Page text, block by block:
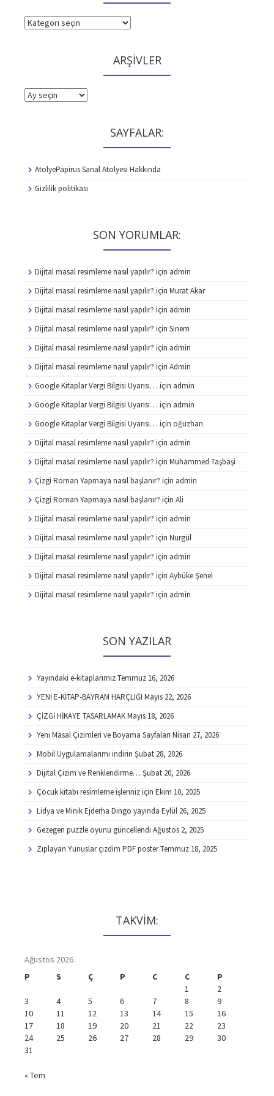
KATEGORİLER
ARŞİVLER
ARŞİVLER
SAYFALAR:
AtolyePapirus Sanal Atolyesi Hakkında
Gizlilik politikası
SON YORUMLAR:
Dijital masal resimleme nasıl yapılır? için admin
Dijital masal resimleme nasıl yapılır? için Murat Akar
Dijital masal resimleme nasıl yapılır? için admin
Dijital masal resimleme nasıl yapılır? için Sinem
Dijital masal resimleme nasıl yapılır? için admin
Dijital masal resimleme nasıl yapılır? için Admin
Google Kitaplar Vergi Bilgisi Uyarısı… için admin
Google Kitaplar Vergi Bilgisi Uyarısı… için admin
Google Kitaplar Vergi Bilgisi Uyarısı… için oğuzhan
Dijital masal resimleme nasıl yapılır? için admin
Dijital masal resimleme nasıl yapılır? için Muhammed Taşbaşi
Çizgi Roman Yapmaya nasıl başlanır? için admin
Çizgi Roman Yapmaya nasıl başlanır? için Ali
Dijital masal resimleme nasıl yapılır? için admin
Dijital masal resimleme nasıl yapılır? için Nurgül
Dijital masal resimleme nasıl yapılır? için admin
Dijital masal resimleme nasıl yapılır? için Aybüke Şenel
Dijital masal resimleme nasıl yapılır? için admin
SON YAZILAR
Yayındaki e-kitaplarımızTemmuz 16, 2026
YENİ E-KİTAP-BAYRAM HARÇLIĞI Mayıs 22, 2026
ÇİZGİ HİKAYE TASARLAMAKMayıs 18, 2026
Yeni Masal Çizimleri ve Boyama Sayfaları Nisan 27, 2026
Mobil Uygulamalarımı indirin Şubat 28, 2026
Dijital Çizim ve Renklendirme… Şubat 20, 2026
Çocuk kitabı resimleme işleriniz için Ekim 10, 2025
Lidya ve Minik Ejderha Dingo yayında Eylül 26, 2025
Gezegen puzzle oyunu güncellendi Ağustos 2, 2025
Zıplayan Yunuslar çizdim PDF posterTemmuz 18, 2025
TAKVİM:
Ağustos 2026
P
S Ç P C C
P
1
2
3
4 5 6 7 8
9
10
11 12 13 14 15
16
17
18 19 20 21 22
23
24
25 26 27 28 29
30
31
« Tem